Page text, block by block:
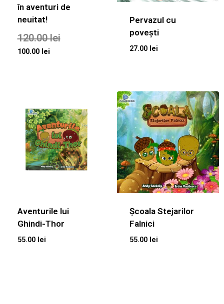
în aventuri de
neuitat!
120.00lei
100.00 lei
Pervazul cu
povești
27.00 lei
Aventurile lui
Ghindi-Thor
55.00 lei
Școala Stejarilor
Falnici
55.00 lei